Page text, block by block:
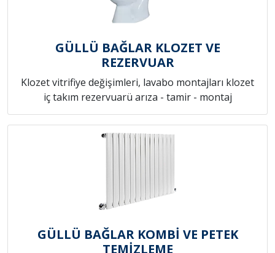
GÜLLÜ BAĞLAR KLOZET VE
REZERVUAR
Klozet vitrifiye değişimleri, lavabo montajları klozet
iç takım rezervuarü arıza - tamir - montaj
GÜLLÜ BAĞLAR KOMBİ VE PETEK
TEMİZLEME